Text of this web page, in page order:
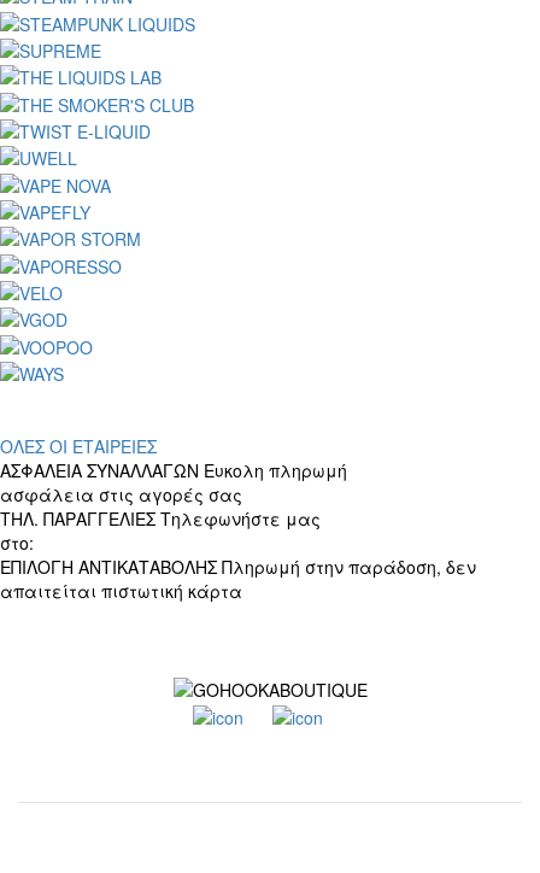
ΟΛΕΣ ΟΙ ΕΤΑΙΡΕΙΕΣ
ΑΣΦΑΛΕΙΑ ΣΥΝΑΛΛΑΓΩΝ Ευκολη πληρωμή
ασφάλεια στις αγορές σας
ΤΗΛ. ΠΑΡΑΓΓΕΛΙΕΣ Τηλεφωνήστε μας
στο:
ΕΠΙΛΟΓΗ ΑΝΤΙΚΑΤΑΒΟΛΗΣ Πληρωμή στην παράδοση, δεν
απαιτείται πιστωτική κάρτα